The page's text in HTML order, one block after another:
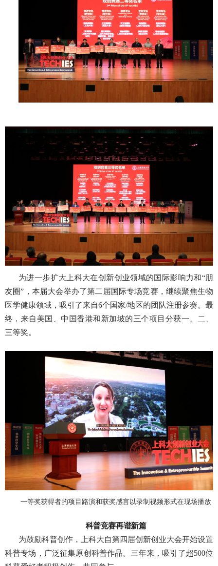
为进一步扩大上科大在创新创业领域的国际影响力和“朋
友圈”，本届大会举办了第二届国际专场竞赛，继续聚焦生物
医学健康领域，吸引了来自6个国家/地区的团队注册参赛。最
终，来自美国、中国香港和新加坡的三个项目分获一、二、
三等奖。
一等奖获得者的项目路演和获奖感言以录制视频形式在现场播放
科普竞赛再谱新篇
为鼓励科普创作，上科大自第四届创新创业大会开始设置
科普专场，广泛征集原创科普作品。三年来，吸引了超500位